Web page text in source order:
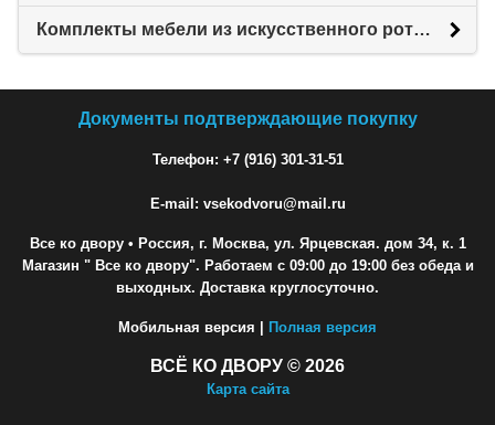
Комплекты мебели из искусственного ротанга
Документы подтверждающие покупку
Телефон: +7 (916) 301-31-51
E-mail: vsekodvoru@mail.ru
Все ко двору• Россия, г. Москва, ул. Ярцевская. дом 34, к. 1
Магазин " Все ко двору". Работаем с 09:00 до 19:00 без обеда и
выходных. Доставка круглосуточно.
Мобильная версия | Полная версия
ВСЁ КО ДВОРУ © 2026
Карта сайта